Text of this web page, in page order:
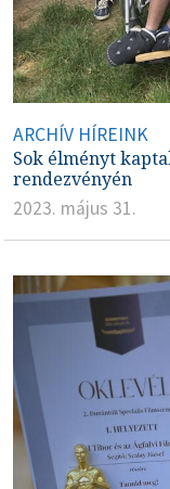
ARCHÍV HÍREINK
Sok élményt
rendezvényén
2023. május 31.